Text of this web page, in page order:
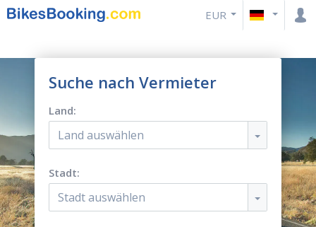
EUR
Suche nach Vermieter
Land:
Land auswählen
Stadt:
Stadt auswählen